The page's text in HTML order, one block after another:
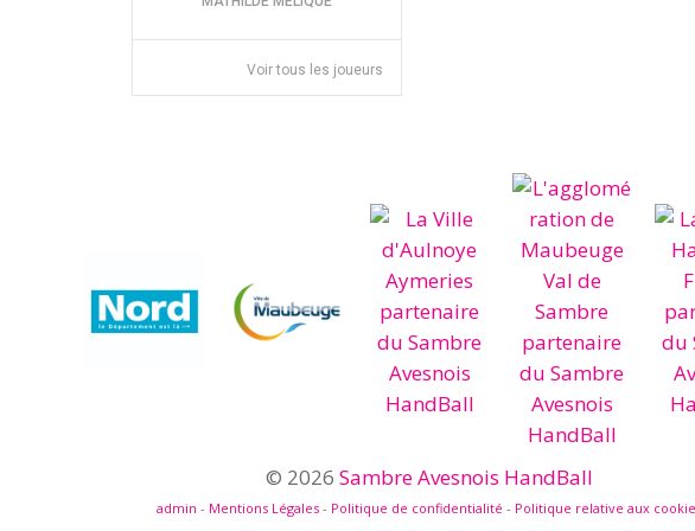
Voir tous les joueurs
© 2026 Sambre Avesnois HandBall
admin - Mentions Légales - Politique de confidentialité - Politique relative aux